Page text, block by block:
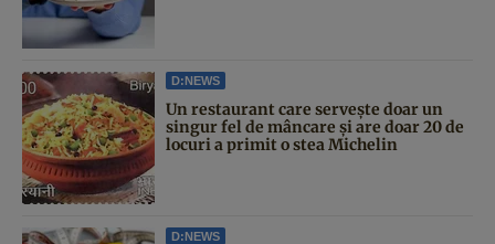
D:NEWS
Un restaurant care servește doar un
singur fel de mâncare și are doar 20 de
locuri a primit o stea Michelin
D:NEWS